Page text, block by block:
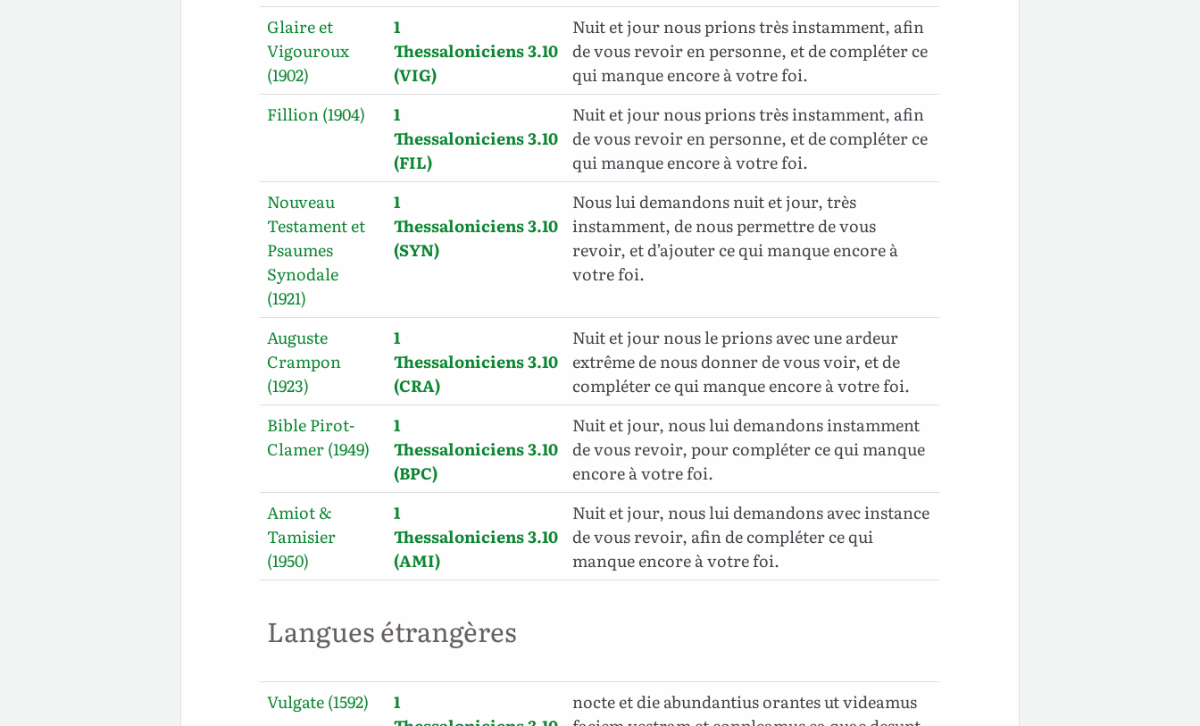
Glaire et
Vigouroux
(1902)
1
Thessaloniciens 3.10
(VIG)
Nuit et jour nous prions très instamment, afin
de vous revoir en personne, et de compléter ce
qui manque encore à votre foi.
Fillion (1904)
1
Thessaloniciens 3.10
(FIL)
Nuit et jour nous prions très instamment, afin
de vous revoir en personne, et de compléter ce
qui manque encore à votre foi.
Nouveau
Testament et
Psaumes
Synodale
(1921)
1
Thessaloniciens 3.10
(SYN)
Nous lui demandons nuit et jour, très
instamment, de nous permettre de vous
revoir, et d’ajouter ce qui manque encore à
votre foi.
Auguste
Crampon
(1923)
1
Thessaloniciens 3.10
(CRA)
Nuit et jour nous le prions avec une ardeur
extrême de nous donner de vous voir, et de
compléter ce qui manque encore à votre foi.
Bible Pirot-
Clamer (1949)
1
Thessaloniciens 3.10
(BPC)
Nuit et jour, nous lui demandons instamment
de vous revoir, pour compléter ce qui manque
encore à votre foi.
Amiot &
Tamisier
(1950)
1
Thessaloniciens 3.10
(AMI)
Nuit et jour, nous lui demandons avec instance
de vous revoir, afin de compléter ce qui
manque encore à votre foi.
Langues étrangères
Vulgate (1592)
1
nocte et die abundantius orantes ut videamus